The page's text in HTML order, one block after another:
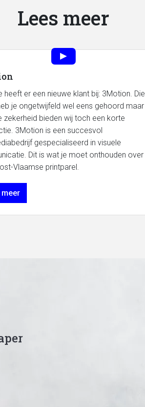
Lees meer
heeft er een nieuwe klant bij: 3Motion. Die
je ongetwijfeld wel eens gehoord maar
zekerheid bieden wij toch een korte
3Motion is een succesvol
gespecialiseerd in visuele
Dit is wat je moet onthouden over
Vlaamse printparel.
meer